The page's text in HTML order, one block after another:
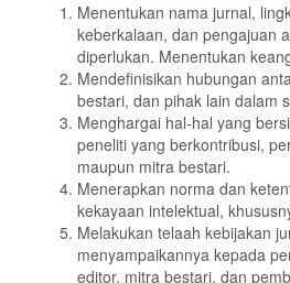
Menentukan nama jurnal,
keberkalaan, dan pengajuan
diperlukan. Menentukan
Mendefinisikan hubungan
bestari, dan pihak lain dalam
Menghargai hal-hal yang
peneliti yang berkontribusi,
maupun mitra bestari.
Menerapkan norma dan
kekayaan intelektual,
Melakukan telaah kebijakan
menyampaikannya kepada
editor, mitra bestari, dan